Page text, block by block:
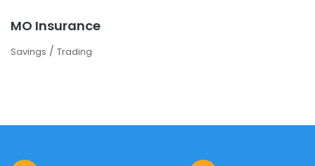
MO Insurance
Savings / Trading